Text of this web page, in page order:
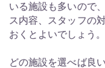
いる施設も多いので
ス内容、スタッフの
おくとよいでしょう。
どの施設を選べば良